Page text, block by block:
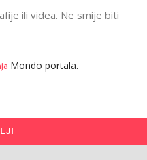
ili videa. Ne smije biti
Mondo portala.